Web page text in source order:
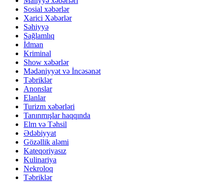
Sosial xəbərlər
Xarici Xəbərlər
Səhiyyə
Sağlamlıq
İdman
Kriminal
Show xəbərlər
Mədəniyyət və İncəsənət
Təbriklər
Anonslar
Elanlar
Turizm xəbərləri
Tanınmışlar haqqında
Elm və Təhsil
Ədəbiyyat
Gözəllik aləmi
Kateqoriyasız
Kulinariya
Nekroloq
Təbriklər